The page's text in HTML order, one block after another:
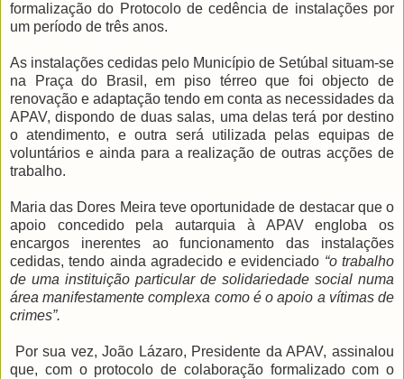
formalização do Protocolo de cedência de instalações por
um período de três anos.
As instalações cedidas pelo Município de Setúbal situam-se
na Praça do Brasil, em piso térreo que foi objecto de
renovação e adaptação tendo em conta as necessidades da
APAV, dispondo de duas salas, uma delas terá por destino
o atendimento, e outra será utilizada pelas equipas de
voluntários e ainda para a realização de outras acções de
trabalho.
Maria das Dores Meira teve oportunidade de destacar que o
apoio concedido pela autarquia à APAV engloba os
encargos inerentes ao funcionamento das instalações
cedidas, tendo ainda agradecido e evidenciado “o trabalho
de uma instituição particular de solidariedade social numa
área manifestamente complexa como é o apoio a vítimas de
crimes”.
Por sua vez, João Lázaro, Presidente da APAV, assinalou
que, com o protocolo de colaboração formalizado com o